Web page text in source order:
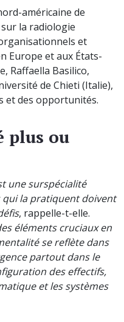
américaine de
la radiologie
et
Europe et aux États-
Raffaella Basilico,
de Chieti (Italie),
et des opportunités.
plus ou
une surspécialité
qui la pratiquent doivent
, rappelle-t-elle.
éléments cruciaux en
se reflète dans
partout dans le
des effectifs,
et les systèmes